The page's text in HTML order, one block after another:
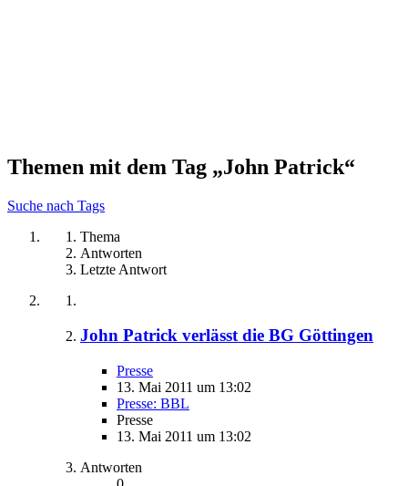
Themen mit dem Tag „John Patrick“
Suche nach Tags
Thema
Antworten
Letzte Antwort
John Patrick verlässt die BG Göttingen
Presse
13. Mai 2011 um 13:02
Presse: BBL
Presse
13. Mai 2011 um 13:02
Antworten